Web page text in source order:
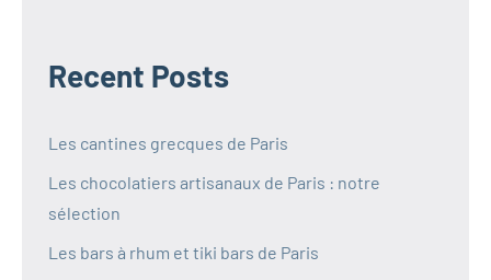
Recent Posts
Les cantines grecques de Paris
Les chocolatiers artisanaux de Paris : notre
sélection
Les bars à rhum et tiki bars de Paris